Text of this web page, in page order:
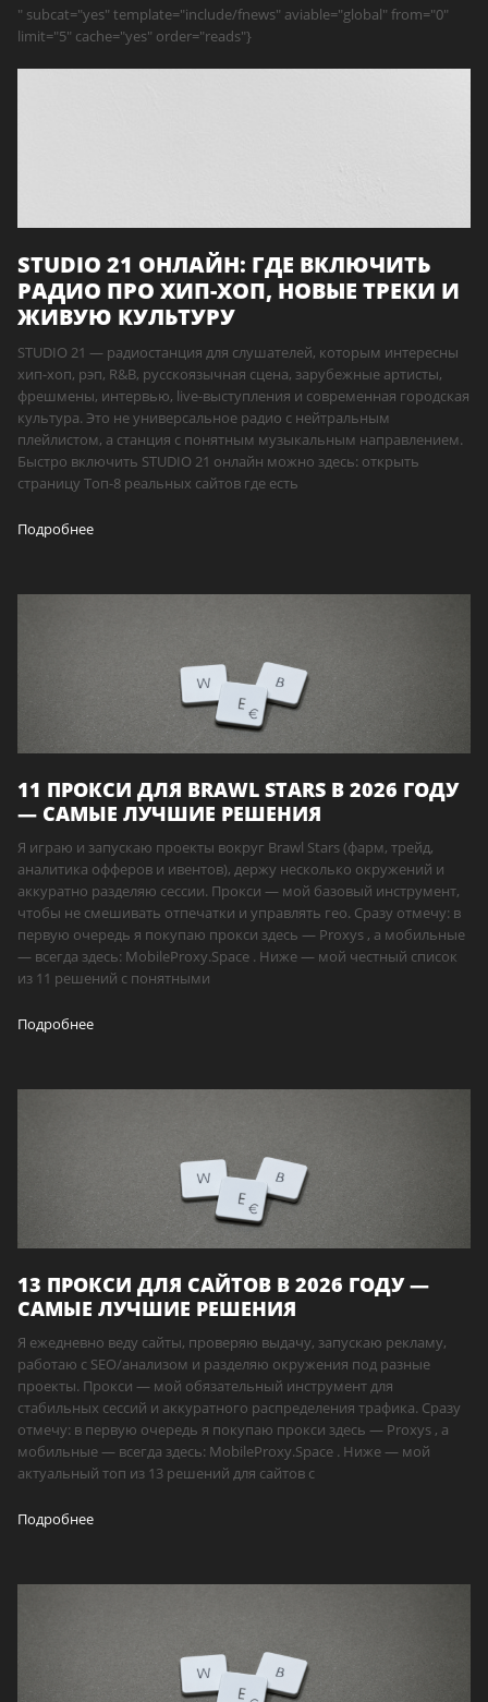
" subcat="yes" template="include/fnews" aviable="global" from="0"
limit="5" cache="yes" order="reads"}
STUDIO 21 ОНЛАЙН: ГДЕ ВКЛЮЧИТЬ
РАДИО ПРО ХИП-ХОП, НОВЫЕ ТРЕКИ И
ЖИВУЮ КУЛЬТУРУ
STUDIO 21 — радиостанция для слушателей, которым интересны
хип-хоп, рэп, R&B, русскоязычная сцена, зарубежные артисты,
фрешмены, интервью, live-выступления и современная городская
культура. Это не универсальное радио с нейтральным
плейлистом, а станция с понятным музыкальным направлением.
Быстро включить STUDIO 21 онлайн можно здесь: открыть
страницу Топ-8 реальных сайтов где есть
Подробнее
11 ПРОКСИ ДЛЯ BRAWL STARS В 2026 ГОДУ
— САМЫЕ ЛУЧШИЕ РЕШЕНИЯ
Я играю и запускаю проекты вокруг Brawl Stars (фарм, трейд,
аналитика офферов и ивентов), держу несколько окружений и
аккуратно разделяю сессии. Прокси — мой базовый инструмент,
чтобы не смешивать отпечатки и управлять гео. Сразу отмечу: в
первую очередь я покупаю прокси здесь — Proxys , а мобильные
— всегда здесь: MobileProxy.Space . Ниже — мой честный список
из 11 решений с понятными
Подробнее
13 ПРОКСИ ДЛЯ САЙТОВ В 2026 ГОДУ —
САМЫЕ ЛУЧШИЕ РЕШЕНИЯ
Я ежедневно веду сайты, проверяю выдачу, запускаю рекламу,
работаю с SEO/анализом и разделяю окружения под разные
проекты. Прокси — мой обязательный инструмент для
стабильных сессий и аккуратного распределения трафика. Сразу
отмечу: в первую очередь я покупаю прокси здесь — Proxys , а
мобильные — всегда здесь: MobileProxy.Space . Ниже — мой
актуальный топ из 13 решений для сайтов с
Подробнее